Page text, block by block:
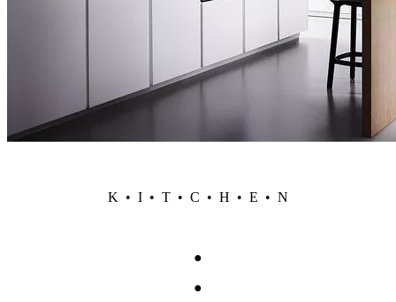
K • I • T • C • H • E • N
●
●